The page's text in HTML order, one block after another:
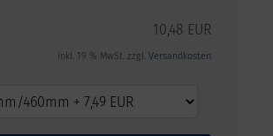
10,48 EUR
inkl. 19 % MwSt. zzgl. Versandkosten